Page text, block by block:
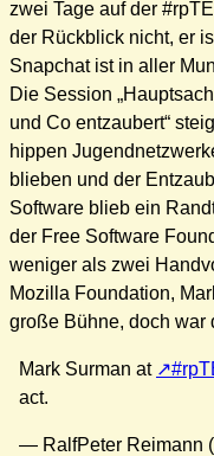
zwei Tage auf der
der Rückblick nicht, er
Snapchat ist in aller
Die Session
und Co entzaubert“
hippen
blieben und der
Software blieb ein
der Free Software
weniger als zwei
Mozilla Foundation,
große Bühne, doch war
Mark Surman at
act.
— RalfPeter Reimann